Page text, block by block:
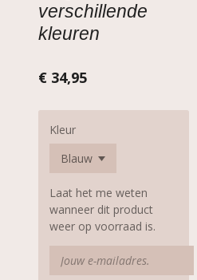
verschillende
kleuren
€ 34,95
Kleur
Laat het me weten
wanneer dit product
weer op voorraad is.